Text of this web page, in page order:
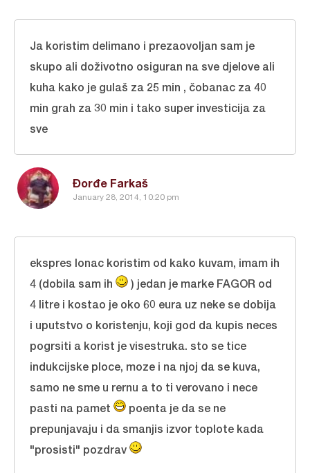
Đorđe Farkaš
January 28, 2014, 10:20 pm
Ja koristim delimano i prezaovoljan sam je
skupo ali doživotno osiguran na sve djelove ali
kuha kako je gulaš za 25 min , čobanac za 40
min grah za 30 min i tako super investicija za
sve
ekspres lonac koristim od kako kuvam, imam ih
4 (dobila sam ih
) jedan je marke FAGOR od
4 litre i kostao je oko 60 eura uz neke se dobija
i uputstvo o koristenju, koji god da kupis neces
pogrsiti a korist je visestruka. sto se tice
indukcijske ploce, moze i na njoj da se kuva,
samo ne sme u rernu a to ti verovano i nece
pasti na pamet
poenta je da se ne
prepunjavaju i da smanjis izvor toplote kada
"prosisti" pozdrav